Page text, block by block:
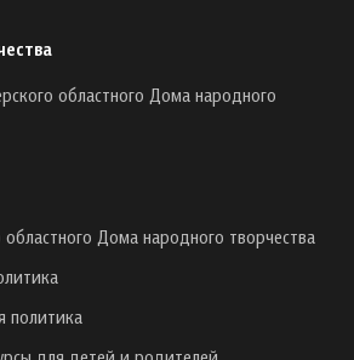
областного Дома народного
Дома народного творчества
политика